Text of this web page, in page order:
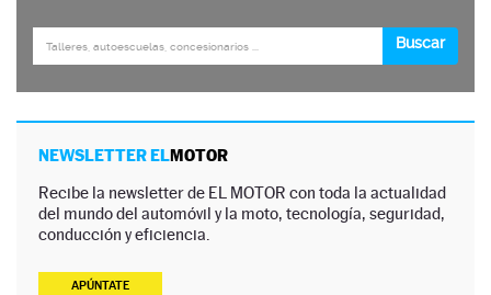
NEWSLETTER ELMOTOR
Recibe la newsletter de EL MOTOR con toda la actualidad
del mundo del automóvil y la moto, tecnología, seguridad,
conducción y eficiencia.
APÚNTATE